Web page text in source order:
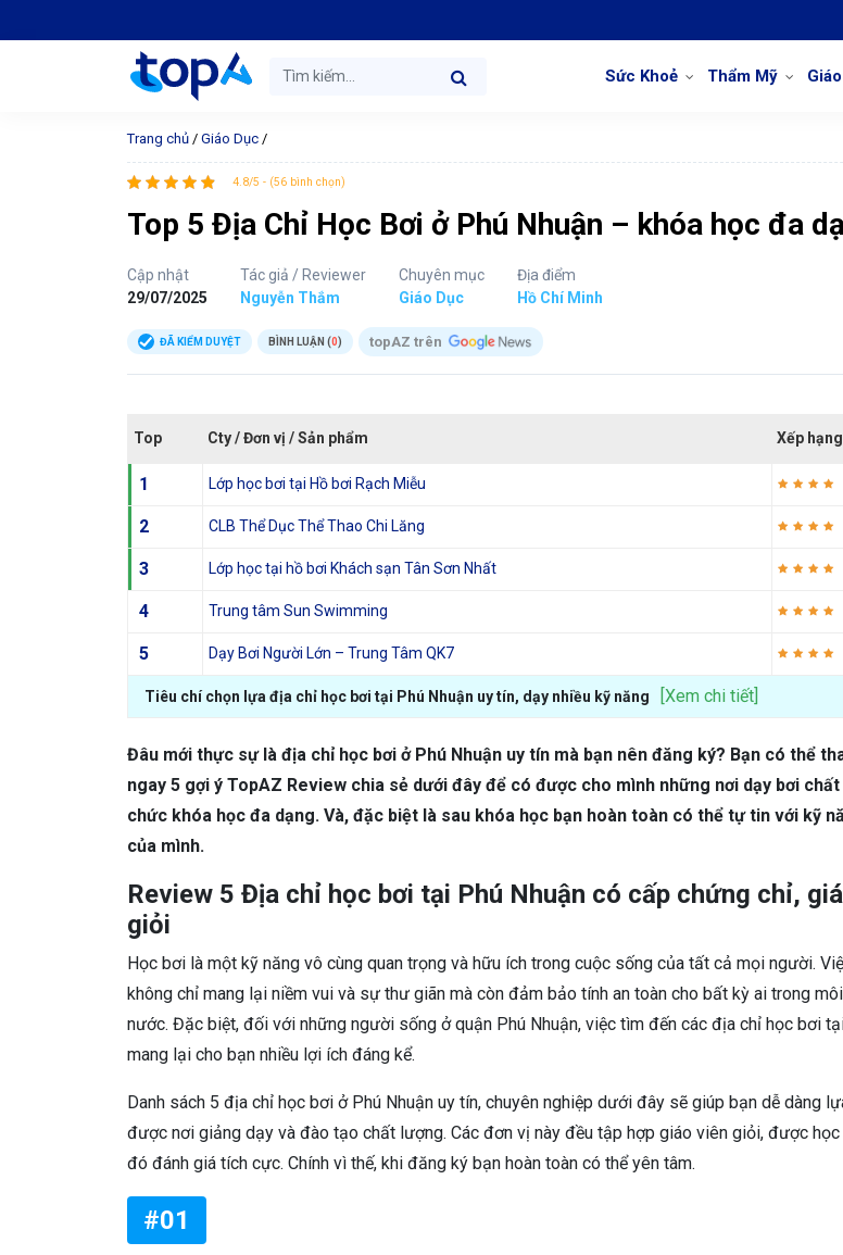
Sức Khoẻ Thẩm Mỹ
Trang chủ / Giáo Dục /
4.8/5 - (56 bình chọn)
Top 5 Địa Chỉ Học Bơi ở Phú Nhuận – khóa học đa
Cập nhật
29/07/2025
Tác giả / Reviewer
Nguyễn Thắm
Chuyên mục
Giáo Dục
Địa điểm
Hồ Chí Minh
ĐÃ KIỂM DUYỆT BÌNH LUẬN (0) topAZ trên
Top Cty / Đơn vị / Sản phẩm Xếp hạng
1 Lớp học bơi tại Hồ bơi Rạch Miễu
2 CLB Thể Dục Thể Thao Chi Lăng
3 Lớp học tại hồ bơi Khách sạn Tân Sơn Nhất
4 Trung tâm Sun Swimming
5 Dạy Bơi Người Lớn – Trung Tâm QK7
Tiêu chí chọn lựa địa chỉ học bơi tại Phú Nhuận uy tín, dạy nhiều kỹ năng [Xem chi tiết]
Đâu mới thực sự là địa chỉ học bơi ở Phú Nhuận uy tín mà bạn nên đăng ký? Bạn có thể
ngay 5 gợi ý TopAZ Review chia sẻ dưới đây để có được cho mình những nơi dạy bơi
chức khóa học đa dạng. Và, đặc biệt là sau khóa học bạn hoàn toàn có thể tự tin với kỹ
của mình.
Review 5 Địa chỉ học bơi tại Phú Nhuận có cấp chứng chỉ,
giỏi
Học bơi là một kỹ năng vô cùng quan trọng và hữu ích trong cuộc sống của tất cả mọi người.
không chỉ mang lại niềm vui và sự thư giãn mà còn đảm bảo tính an toàn cho bất kỳ ai trong
nước. Đặc biệt, đối với những người sống ở quận Phú Nhuận, việc tìm đến các địa chỉ học bơi
mang lại cho bạn nhiều lợi ích đáng kể.
Danh sách 5 địa chỉ học bơi ở Phú Nhuận uy tín, chuyên nghiệp dưới đây sẽ giúp bạn dễ dàng
được nơi giảng dạy và đào tạo chất lượng. Các đơn vị này đều tập hợp giáo viên giỏi, được
đó đánh giá tích cực. Chính vì thế, khi đăng ký bạn hoàn toàn có thể yên tâm.
#01